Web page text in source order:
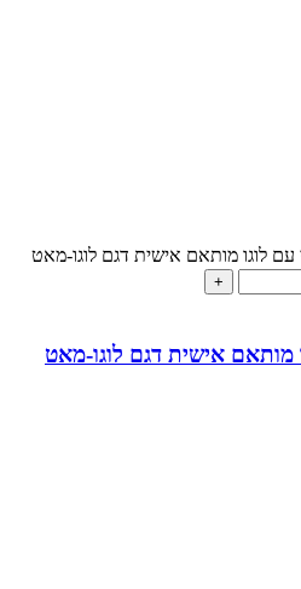
עם לוגו מותאם אישית דגם לוגו-מאט
מותאם אישית דגם לוגו-מאט